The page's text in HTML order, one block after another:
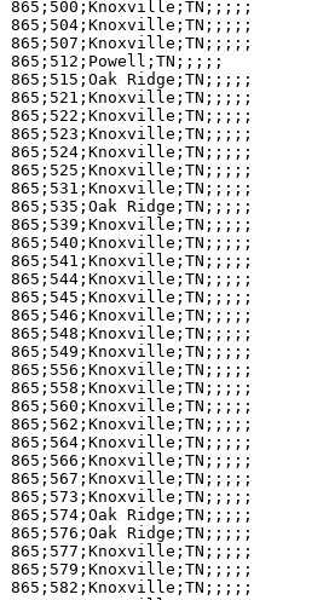
865;500;Knoxville;TN;;;;;
865;504;Knoxville;TN;;;;;
865;507;Knoxville;TN;;;;;
865;512;Powell;TN;;;;;
865;515;Oak Ridge;TN;;;;;
865;521;Knoxville;TN;;;;;
865;522;Knoxville;TN;;;;;
865;523;Knoxville;TN;;;;;
865;524;Knoxville;TN;;;;;
865;525;Knoxville;TN;;;;;
865;531;Knoxville;TN;;;;;
865;535;Oak Ridge;TN;;;;;
865;539;Knoxville;TN;;;;;
865;540;Knoxville;TN;;;;;
865;541;Knoxville;TN;;;;;
865;544;Knoxville;TN;;;;;
865;545;Knoxville;TN;;;;;
865;546;Knoxville;TN;;;;;
865;548;Knoxville;TN;;;;;
865;549;Knoxville;TN;;;;;
865;556;Knoxville;TN;;;;;
865;558;Knoxville;TN;;;;;
865;560;Knoxville;TN;;;;;
865;562;Knoxville;TN;;;;;
865;564;Knoxville;TN;;;;;
865;566;Knoxville;TN;;;;;
865;567;Knoxville;TN;;;;;
865;573;Knoxville;TN;;;;;
865;574;Oak Ridge;TN;;;;;
865;576;Oak Ridge;TN;;;;;
865;577;Knoxville;TN;;;;;
865;579;Knoxville;TN;;;;;
865;582;Knoxville;TN;;;;;